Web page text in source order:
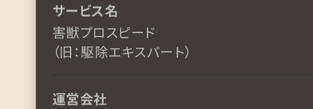
サービス名
害獣プロスピード
（旧：駆除エキスパート）
運営会社